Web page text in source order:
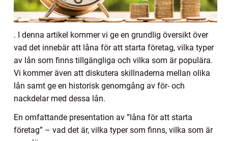
. I denna artikel kommer vi ge en grundlig översikt över
vad det innebär att låna för att starta företag, vilka typer
av lån som finns tillgängliga och vilka som är populära.
Vi kommer även att diskutera skillnaderna mellan olika
lån samt ge en historisk genomgång av för- och
nackdelar med dessa lån.
En omfattande presentation av ”låna för att starta
företag” – vad det är, vilka typer som finns, vilka som är